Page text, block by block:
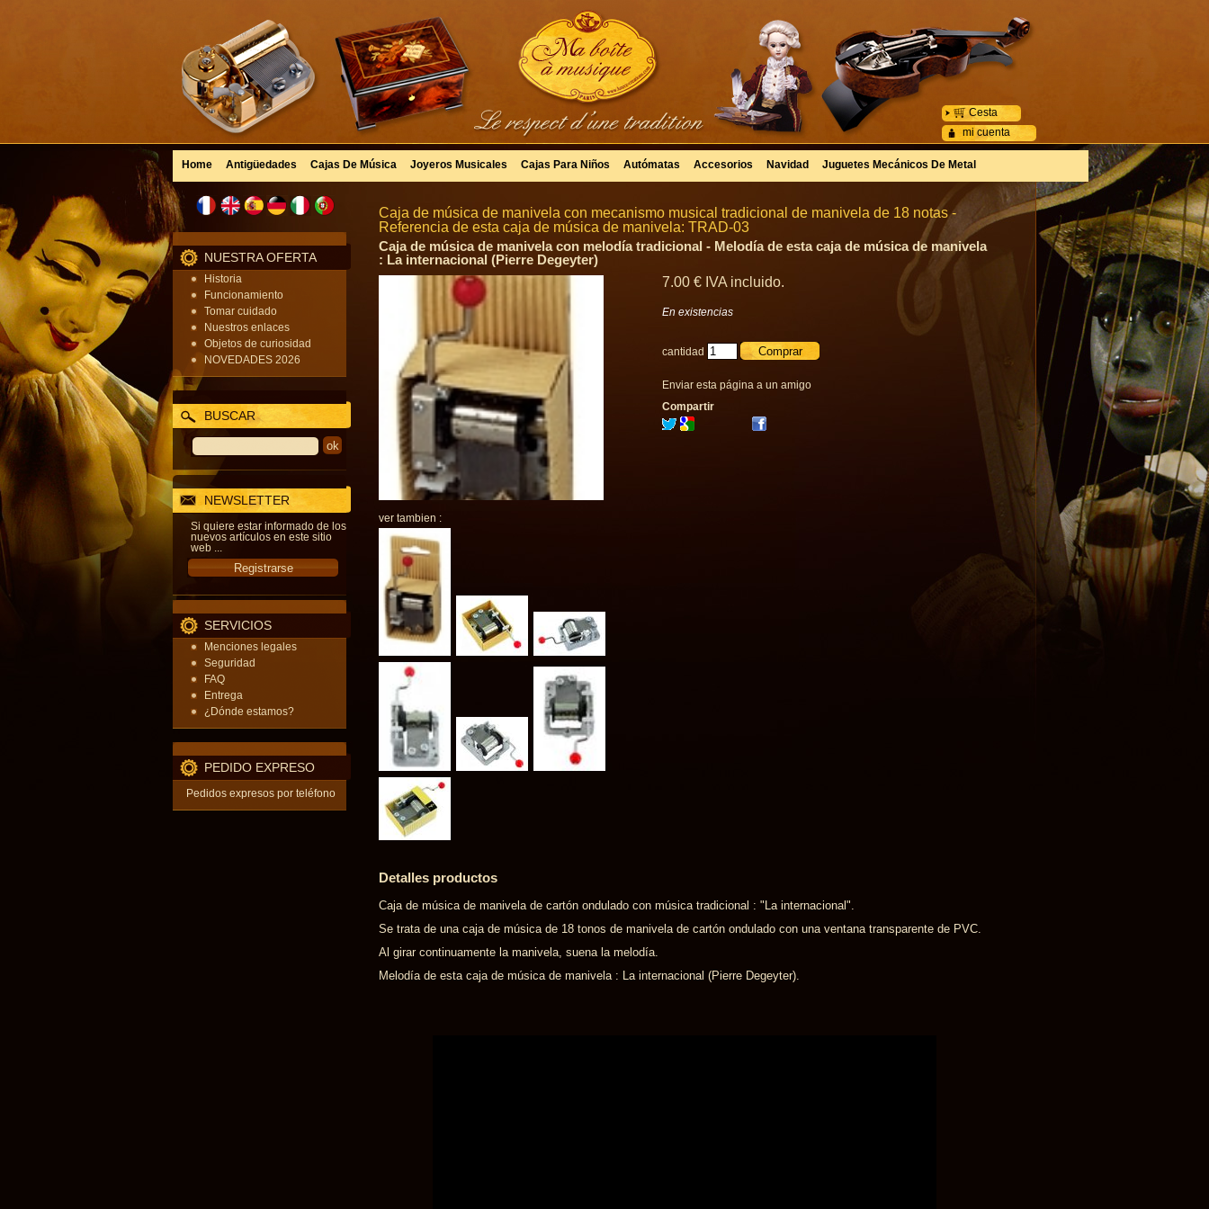
mi cuenta
Cesta
Home Antigüedades Cajas De Música Joyeros Musicales Cajas Para Niños Autómatas Accesorios Navidad Juguetes Mecánicos De Metal
NUESTRA OFERTA
Historia
Funcionamiento
Tomar cuidado
Nuestros enlaces
Objetos de curiosidad
NOVEDADES 2026
BUSCAR
NEWSLETTER
Si quiere estar informado de los
nuevos artículos en este sitio
web ...
SERVICIOS
Menciones legales
Seguridad
FAQ
Entrega
¿Dónde estamos?
PEDIDO EXPRESO
Pedidos expresos por teléfono
Caja de música de manivela con mecanismo musical tradicional de manivela de 18 notas -
Referencia de esta caja de música de manivela: TRAD-03
Caja de música de manivela con melodía tradicional - Melodía de esta caja de música de manivela
: La internacional (Pierre Degeyter)
ver tambien :
7.00 € IVA incluido.
En existencias
cantidad
Enviar esta página a un amigo
Compartir
Detalles productos
Caja de música de manivela de cartón ondulado con música tradicional : "La internacional".
Se trata de una caja de música de 18 tonos de manivela de cartón ondulado con una ventana transparente de PVC.
Al girar continuamente la manivela, suena la melodía.
Melodía de esta caja de música de manivela : La internacional (Pierre Degeyter).